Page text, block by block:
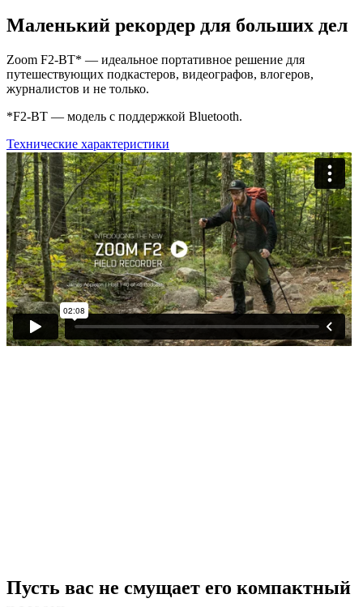
Маленький рекордер для больших дел
Zoom F2-BT* — идеальное портативное решение для
путешествующих подкастеров, видеографов, влогеров,
журналистов и не только.
*F2-BT — модель c поддержкой Bluetooth.
Технические характеристики
Пусть вас не смущает его компактный